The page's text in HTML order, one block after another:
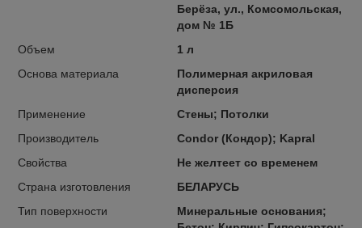
Берёза, ул., Комсомольская,
дом № 1Б
Объем
1 л
Основа материала
Полимерная акриловая
дисперсия
Применение
Стены; Потолки
Производитель
Condor (Кондор); Kapral
Свойства
Не желтеет со временем
Страна изготовления
БЕЛАРУСЬ
Тип поверхности
Минеральные основания;